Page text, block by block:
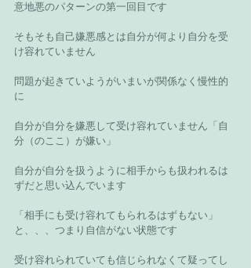
意地悪のパターンの第一回目です
そもそも自己嫌悪感とは自分が何より自分を受
け容れていません
問題が起きていようがいまいが関係なく慢性的
に
自分が自分を嫌悪して受け容れていません「自
分（のここ）が嫌い」
自分が自分を扱うように相手からも扱われるは
ずだと思い込んでいます
「相手にも受け容れてもられるはずもない」
と、、、つまり自信がない状態です
受け容れられていても信じられなくて疑ってし